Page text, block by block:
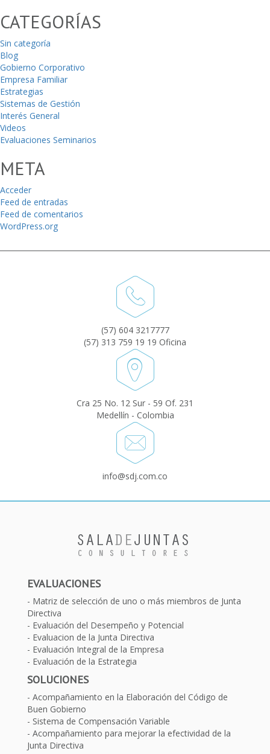
CATEGORÍAS
Sin categoría
Blog
Gobierno Corporativo
Empresa Familiar
Estrategias
Sistemas de Gestión
Interés General
Videos
Evaluaciones Seminarios
META
Acceder
Feed de entradas
Feed de comentarios
WordPress.org
(57) 604 3217777
(57) 313 759 19 19 Oficina
Cra 25 No. 12 Sur - 59 Of. 231
Medellín - Colombia
info@sdj.com.co
EVALUACIONES
Matriz de selección de uno o más miembros de Junta
Directiva
Evaluación del Desempeño y Potencial
Evaluacion de la Junta Directiva
Evaluación Integral de la Empresa
Evaluación de la Estrategia
SOLUCIONES
Acompañamiento en la Elaboración del Código de
Buen Gobierno
Sistema de Compensación Variable
Acompañamiento para mejorar la efectividad de la
Junta Directiva